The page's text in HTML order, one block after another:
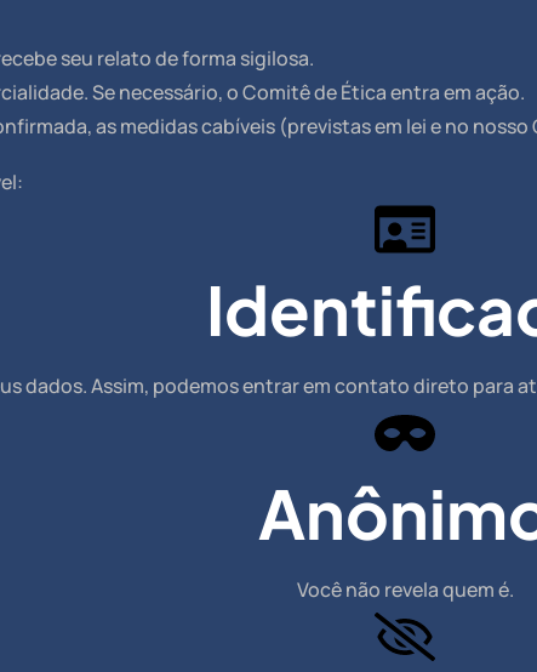
seu relato de forma sigilosa.
Se necessário, o Comitê de Ética entra em ação.
as medidas cabíveis (previstas em lei e no
dados. Assim, podemos entrar em contato direto para
Você não revela quem é.